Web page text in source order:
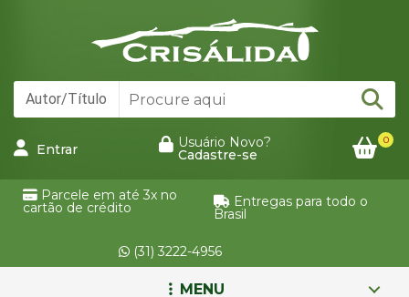
Entrar Usuário Novo?
Cadastre-se
0
Parcele em até 3x no
cartão de crédito Entregas para todo o
Brasil
(31) 3222-4956
MENU